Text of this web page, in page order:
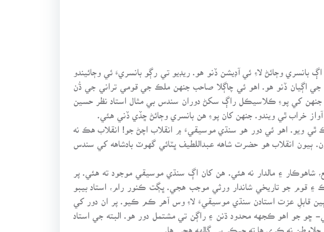
وڄائڻ لاءِ ئي آڊيشن ڏنو هو. ريڊيو تي رڳو بانسريءَ ئي وڄائيندو
جي اڳيان ڏنو هو. اهو ئي چاڳلا صاحب جنهن ملڪ جي قومي تراني جي ڌُن
کي پوءِ ڪلاسيڪل راڳ سکڻ دوران سندس بي مثال استاد نظر حسين
خراب ٿي ويندو. جنهن کان پوءِ هن بانسري وڄائڻ ڇڏي ڏني هئي.
ٿي ويو. اهو ئي دور هو سنڌي موسيقيءَ ۾ انقلاب اچڻ جو! انقلاب هڪ نه
ٻيون انقلاب هو حضرت شاهه عبداللطيف ڀٽائي گهوٽ بادشاهه کي سندس
۽ مالدار نه هئي. هن کان اڳ سنڌي موسيقي موجود ته هئي. پر
قوم جو تاريخي شاندار ورثي موجب هجي. ڀڳت ڪنور رام، استاد بيبو
ٻين قابلِ عزت استادن سنڌي موسيقيءَ لاءِ وس آهر ڪم ڪيو. پر ان دور کي
جو اهو ڪجهه محدود ڌنن ۽ راڳن تي مشتمل دور هو. البته جي استاد
نه ڪري ها ته جيڪر ٻي ڳالهه هجي ها.